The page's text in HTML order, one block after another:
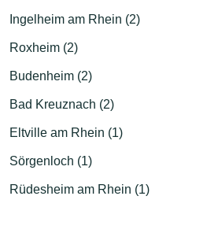
Ingelheim am Rhein (2)
Roxheim (2)
Budenheim (2)
Bad Kreuznach (2)
Eltville am Rhein (1)
Sörgenloch (1)
Rüdesheim am Rhein (1)